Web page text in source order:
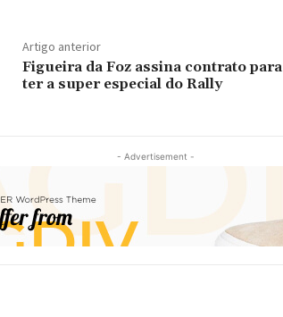
Artigo anterior
Figueira da Foz assina contrato para
ter a super especial do Rally
- Advertisement -